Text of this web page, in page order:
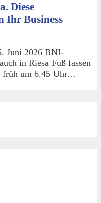
Diese
Ihr Business
Juni 2026 BNI-
in Riesa Fuß fassen
früh um 6.45 Uhr…